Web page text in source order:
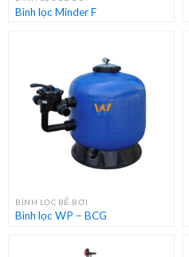
Bình lọc Minder F
BÌNH LỌC BỂ BƠI
Bình lọc WP – BCG